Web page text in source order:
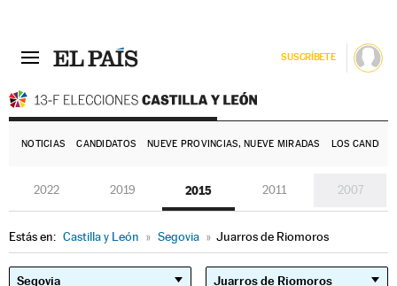
SUSCRÍBETE
NOTICIAS CANDIDATOS NUEVE PROVINCIAS, NUEVE MIRADAS LOS
2022 2019 2015 2011 2007
Estás en: Castilla y León » Segovia » Juarros de Riomoros